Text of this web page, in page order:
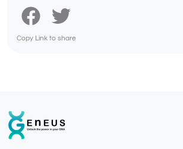
Copy Link to share